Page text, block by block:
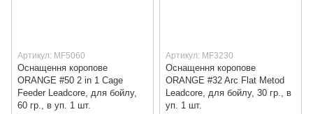
Артикул: MF5060
Оснащення коропове
ORANGE #50 2 in 1 Cage
Feeder Leadcore, для бойлу,
60 гр., в уп. 1 шт.
Артикул: MF3230
Оснащення коропове
ORANGE #32 Arc Flat Metod
Leadcore, для бойлу, 30 гр., в
уп. 1 шт.